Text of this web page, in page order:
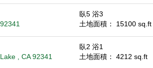
臥5 浴3
土地面積： 15100 sq.ft
, CA 92341
臥2 浴1
土地面積： 4212 sq.ft